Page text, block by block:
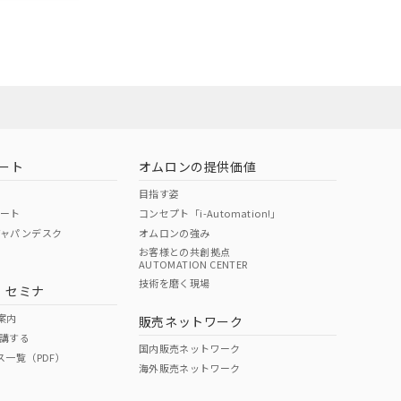
O O
ト
ト
パンデスク
セミナ
内
する
覧（PDF）
オムロンの提供価値
目指す姿
コンセプト「i-Automation!」
オムロンの強み
お客様との共創拠点
AUTOMATION CENTER
技術を磨く現場
販売ネットワーク
国内販売ネットワーク
海外販売ネットワーク